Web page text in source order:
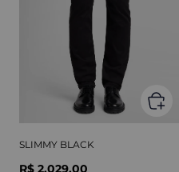
SLIMMY BLACK
R$ 2.029,00